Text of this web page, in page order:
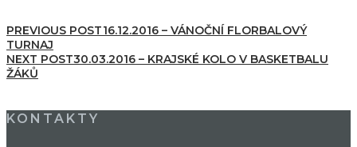
PREVIOUS POST16.12.2016 – VÁNOČNÍ FLORBALOVÝ
TURNAJ
NEXT POST30.03.2016 – KRAJSKÉ KOLO V BASKETBALU
ŽÁKŮ
KONTAKTY